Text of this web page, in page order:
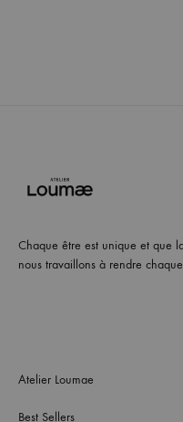
Chaque être est unique et que
nous travaillons à rendre
Atelier Loumae
Best Sellers